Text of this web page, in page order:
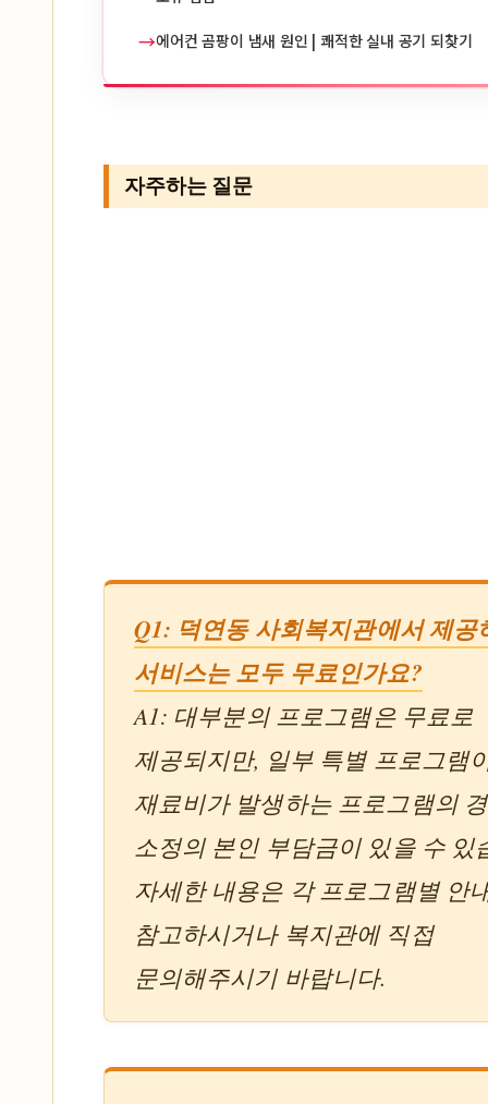
→에어컨 곰팡이 냄새 원인 | 쾌적한 실내 공기 되찾기
자주하는 질문
Q1: 덕연동 사회복지관에서 제공
서비스는 모두 무료인가요?
A1: 대부분의 프로그램은 무료로
제공되지만, 일부 특별 프로그램
재료비가 발생하는 프로그램의
소정의 본인 부담금이 있을 수 있
자세한 내용은 각 프로그램별 안
참고하시거나 복지관에 직접
문의해주시기 바랍니다.